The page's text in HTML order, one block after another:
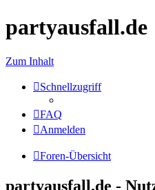
partyausfall.de
Zum Inhalt
Schnellzugriff
FAQ
Anmelden
Foren-Übersicht
partyausfall.de -